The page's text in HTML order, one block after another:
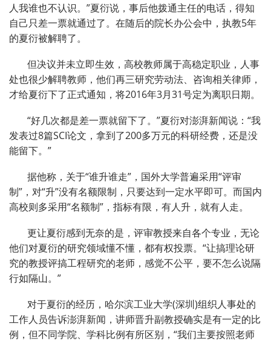
人我谁也不认识。”夏衍说，事后他拨通主任的电话，得知
自己只差一票就通过了。在随后的院长办公会中，执教5年
的夏衍被解聘了。
但决议并未立即生效，高校教师属于高稳定职业，人事
处也很少解聘教师，他们再三研究劳动法、咨询相关律师，
才给夏衍下了正式通知，将2016年3月31号定为离职日期。
“好几次都是差一票就留下了。”夏衍对澎湃新闻说：“我
发表过8篇SCI论文，拿到了200多万元的科研经费，还是没
能留下。”
据他称，关于“谁升谁走”，国外大学普遍采用“评审
制”，对“升”没有名额限制，只要达到一定水平即可。而国内
高校则多采用“名额制”，指标有限，有人升，就有人走。
更让夏衍感到无奈的是，评审教授来自各个专业，无论
他们对夏衍的研究领域懂不懂，都有权投票。“让搞理论研
究的教授评搞工程研究的老师，感觉不公平，要不怎么说隔
行如隔山。”
对于夏衍的经历，哈尔滨工业大学(深圳)组织人事处的
工作人员告诉澎湃新闻，讲师晋升副教授确实是有一定的比
例，但不同学院、学科比例有所区别，“我们主要按照老师